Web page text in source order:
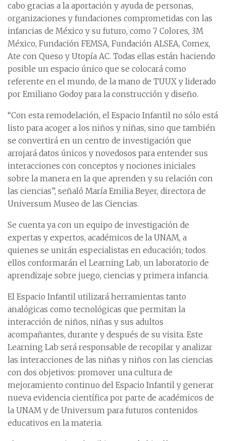
cabo gracias a la aportación y ayuda de personas,
organizaciones y fundaciones comprometidas con las
infancias de México y su futuro, como 7 Colores, 3M
México, Fundación FEMSA, Fundación ALSEA, Comex,
Ate con Queso y Utopía AC. Todas ellas están haciendo
posible un espacio único que se colocará como
referente en el mundo, de la mano de TUUX y liderado
por Emiliano Godoy para la construcción y diseño.
“Con esta remodelación, el Espacio Infantil no sólo está
listo para acoger a los niños y niñas, sino que también
se convertirá en un centro de investigación que
arrojará datos únicos y novedosos para entender sus
interacciones con conceptos y nociones iniciales
sobre la manera en la que aprenden y su relación con
las ciencias”, señaló María Emilia Beyer, directora de
Universum Museo de las Ciencias.
Se cuenta ya con un equipo de investigación de
expertas y expertos, académicos de la UNAM, a
quienes se unirán especialistas en educación; todos
ellos conformarán el Learning Lab, un laboratorio de
aprendizaje sobre juego, ciencias y primera infancia.
El Espacio Infantil utilizará herramientas tanto
analógicas como tecnológicas que permitan la
interacción de niños, niñas y sus adultos
acompañantes, durante y después de su visita. Este
Learning Lab será responsable de recopilar y analizar
las interacciones de las niñas y niños con las ciencias
con dos objetivos: promover una cultura de
mejoramiento continuo del Espacio Infantil y generar
nueva evidencia científica por parte de académicos de
la UNAM y de Universum para futuros contenidos
educativos en la materia.